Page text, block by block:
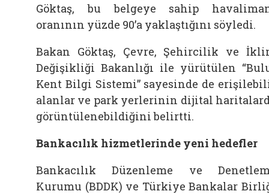
Göktaş, bu belgeye sahip
oranının yüzde 90’a yaklaştığını söyledi.
Bakan Göktaş, Çevre, Şehircilik ve
Değişikliği Bakanlığı ile yürütülen
Kent Bilgi Sistemi” sayesinde de
alanlar ve park yerlerinin dijital
görüntülenebildiğini belirtti.
Bankacılık hizmetlerinde yeni hedefler
Bankacılık Düzenleme ve
Kurumu (BDDK) ve Türkiye Bankalar